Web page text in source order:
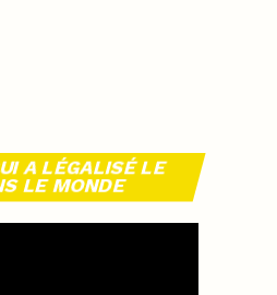
A LÉGALISÉ LE
LE MONDE